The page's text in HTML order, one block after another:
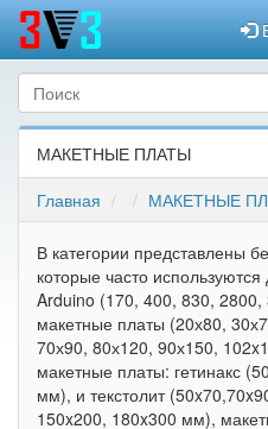
МАКЕТНЫЕ ПЛАТЫ
Главная
МАКЕТНЫЕ
В категории представлены
которые часто
Arduino (170, 400, 830, 2800,
макетные платы (20х80,
70х90, 80х120, 90х150,
макетные платы: гетинакс
мм), и текстолит
150x200, 180x300 мм),